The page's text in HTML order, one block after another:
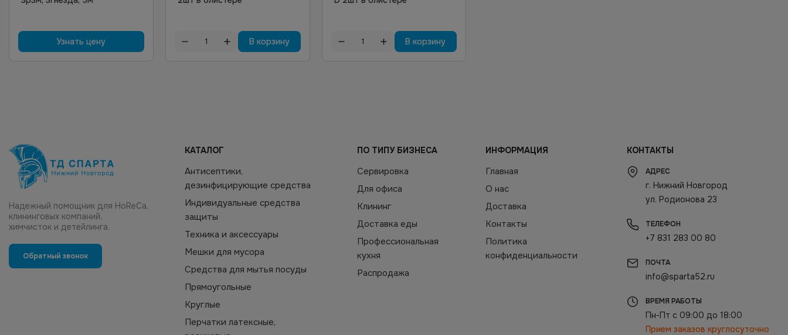
Узнать цену В корзину В корзину
Надежный помощник для HoReCa,
клининговых компаний,
химчисток и детейлинга.
Обратный звонок
КАТАЛОГ
Антисептики,
дезинфицирующие средства
Индивидуальные средства
защиты
Техника и аксессуары
Мешки для мусора
Средства для мытья посуды
Прямоугольные
Круглые
Перчатки латексные,
ПО ТИПУ БИЗНЕСА
Сервировка
Для офиса
Клининг
Доставка еды
Профессиональная
кухня
Распродажа
ИНФОРМАЦИЯ
Главная
О нас
Доставка
Контакты
Политика
конфиденциальности
КОНТАКТЫ
АДРЕС
г. Нижний Новгород
ул. Родионова 23
ТЕЛЕФОН
+7 831 283 00 80
ПОЧТА
info@sparta52.ru
ВРЕМЯ РАБОТЫ
Пн-Пт с 09:00 до 18:00
Прием заказов круглосуточно